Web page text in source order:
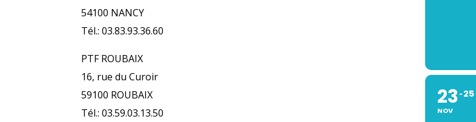
54100 NANCY
Tél.: 03.83.93.36.60
PTF ROUBAIX
16, rue du Curoir
59100 ROUBAIX
Tél.: 03.59.03.13.50
23
NOV
25